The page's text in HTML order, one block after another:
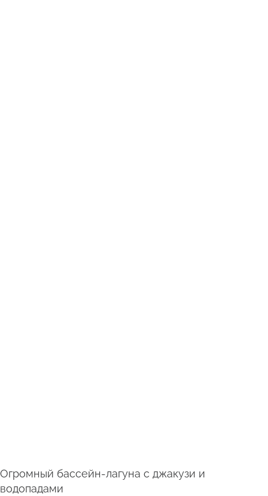
Огромный бассейн-лагуна с джакузи и
водопадами